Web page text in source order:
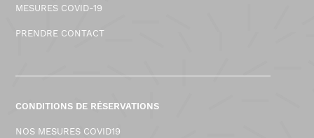
MESURES COVID-19
PRENDRE CONTACT
CONDITIONS DE RÉSERVATIONS
NOS MESURES COVID19